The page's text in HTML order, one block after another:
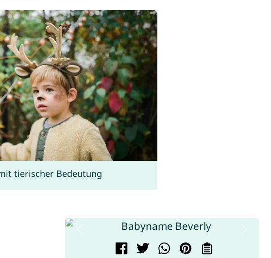
tierischer Bedeutung